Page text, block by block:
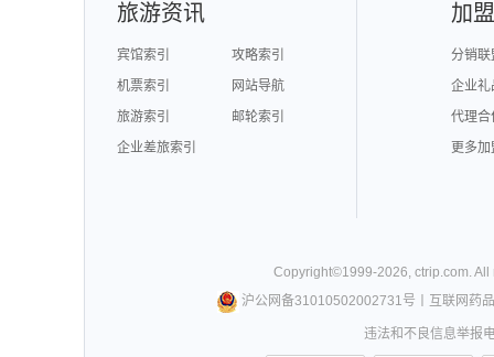
旅游资讯
宾馆索引
攻略索引
机票索引
网站导航
旅游索引
邮轮索引
企业差旅索引
加
分销联
企业礼
代理合
更多
Copyright©1999-2026,ctrip.com.
沪公网备31010502002731号
互联网药
违法和不良信息举报